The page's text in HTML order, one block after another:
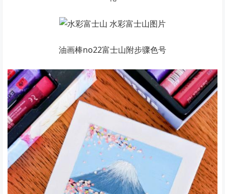
油画棒no22富士山附步骤色号